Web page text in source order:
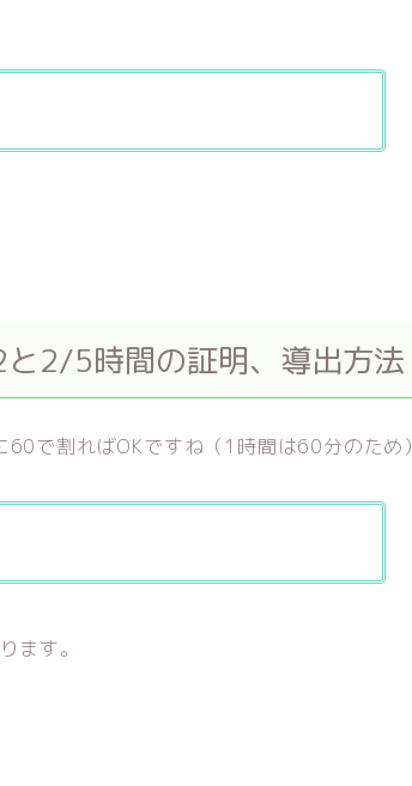
2/5時間の証明、導出方法
で割ればOKですね（1時間は60分のため）
ます。